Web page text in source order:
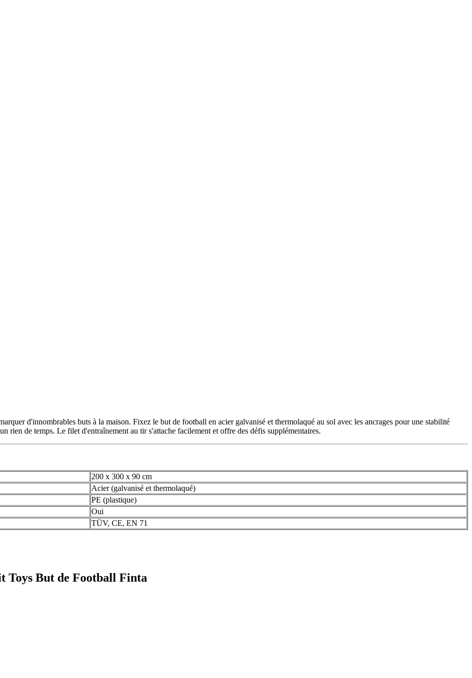
d'innombrables buts à la maison. Fixez le but de football en acier galvanisé et thermolaqué au sol avec les ancrages pour une stabilité
rien de temps. Le filet d'entraînement au tir s'attache facilement et offre des défis supplémentaires.
200 x 300 x 90 cm
Acier (galvanisé et thermolaqué)
PE (plastique)
Oui
TÜV, CE, EN 71
Toys But de Football Finta